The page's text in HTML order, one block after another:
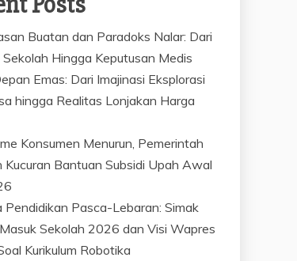
Buatan dan Paradoks Nalar: Dari
Sekolah Hingga Keputusan Medis
Emas: Dari Imajinasi Eksplorasi
hingga Realitas Lonjakan Harga
Konsumen Menurun, Pemerintah
Kucuran Bantuan Subsidi Upah Awal
Pendidikan Pasca-Lebaran: Simak
Sekolah 2026 dan Visi Wapres
Kurikulum Robotika